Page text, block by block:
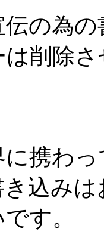
の為の
削除さ
携わっ
込みは
す。